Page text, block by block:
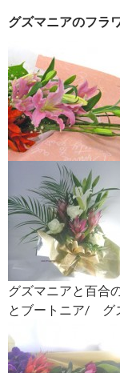
グズマニアのフラ
グズマニアと百合
とブートニア/ グ